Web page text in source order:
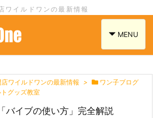
ワイルドワンの最新情報
navigation
MENU
ワイルドワンの最新情報 >
ワン子ブログ
グッズ教室
バイブの使い方」完全解説